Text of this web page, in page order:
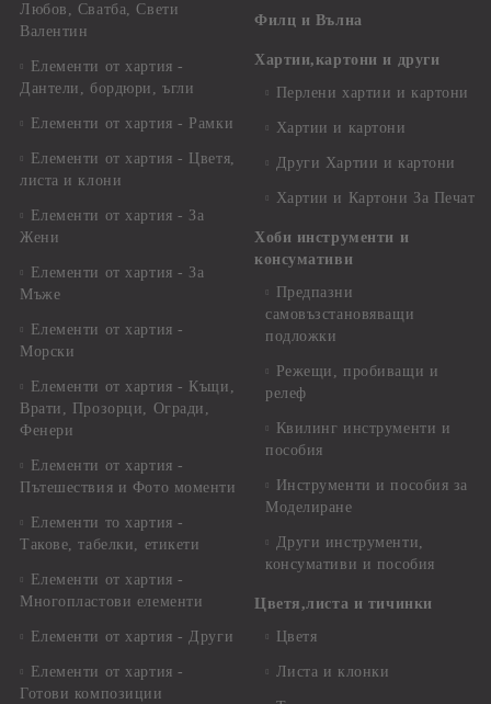
Любов, Сватба, Свети
Валентин
Елементи от хартия -
Дантели, бордюри, ъгли
Елементи от хартия - Рамки
Елементи от хартия - Цветя,
листа и клони
Елементи от хартия - За
Жени
Елементи от хартия - За
Мъже
Елементи от хартия -
Морски
Елементи от хартия - Къщи,
Врати, Прозорци, Огради,
Фенери
Елементи от хартия -
Пътешествия и Фото моменти
Елементи то хартия -
Такове, табелки, етикети
Елементи от хартия -
Многопластови елементи
Елементи от хартия - Други
Елементи от хартия -
Готови композиции
Филц и Вълна
Хартии,картони и други
Перлени хартии и картони
Хартии и картони
Други Хартии и картони
Хартии и Картони За Печат
Хоби инструменти и
консумативи
Предпазни
самовъзстановяващи
подложки
Режещи, пробиващи и
релеф
Квилинг инструменти и
пособия
Инструменти и пособия за
Моделиране
Други инструменти,
консумативи и пособия
Цветя,листа и тичинки
Цветя
Листа и клонки